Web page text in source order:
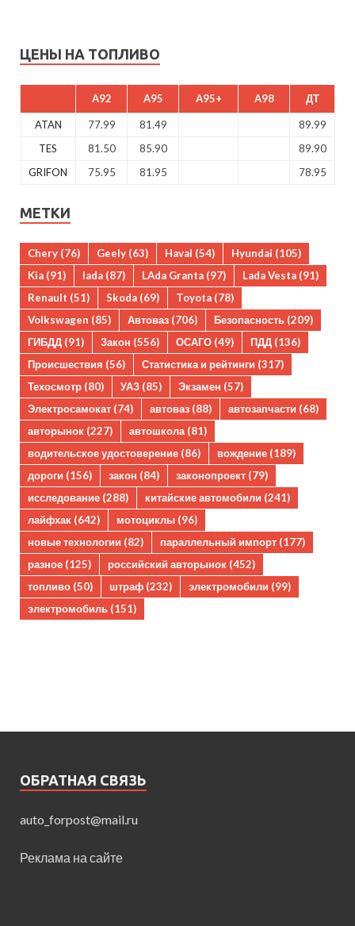
ЦЕНЫ НА ТОПЛИВО
A92 A95 A95+ A98 ДТ
ATAN 77.99 81.49
89.99
TES
81.50 85.90
89.90
GRIFON
75.95 81.95 78.95
МЕТКИ
Chery (76) Geely (63) Haval (54) Hyundai (105)
Kia (91) lada (87) LAda Granta (97) Lada Vesta (91)
Renault (51) Skoda (69) Toyota (78)
Volkswagen (85) Автоваз (706) Безопасность (209)
ГИБДД (91) Закон (556) ОСАГО (49) ПДД (136)
Происшествия (56) Статистика и рейтинги (317)
Техосмотр (80) УАЗ (85) Экзамен (57)
Электросамокат (74) автоваз (88) автозапчасти (68)
авторынок (227) автошкола(81)
водительское удостоверение (86) вождение (189)
дороги (156) закон (84) законопроект (79)
исследование (288) китайские автомобили (241)
лайфхак (642) мотоциклы (96)
новые технологии (82) параллельный импорт (177)
разное (125) российский авторынок (452)
топливо (50) штраф (232) электромобили (99)
электромобиль (151)
ОБРАТНАЯ СВЯЗЬ
auto_forpost@mail.ru
Реклама на сайте